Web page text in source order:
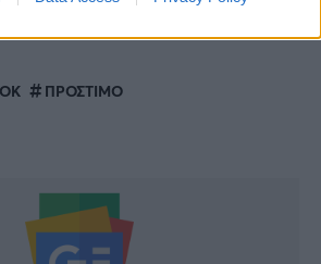
και στην Ελλάδα
ΠΡΟΣΤΙΜΟ